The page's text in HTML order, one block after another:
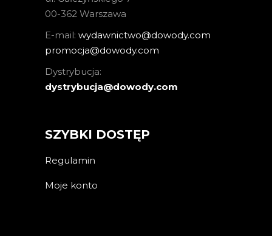
00-362 Warszawa
E-mail: wydawnictwo@dowody.com
promocja@dowody.com
Dystrybucja:
dystrybucja@dowody.com
SZYBKI DOSTĘP
Regulamin
Moje konto